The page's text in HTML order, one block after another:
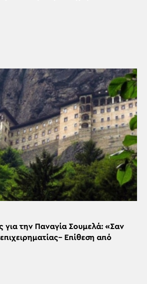
για την Παναγία Σουμελά: «Σαν
Επίθεση από